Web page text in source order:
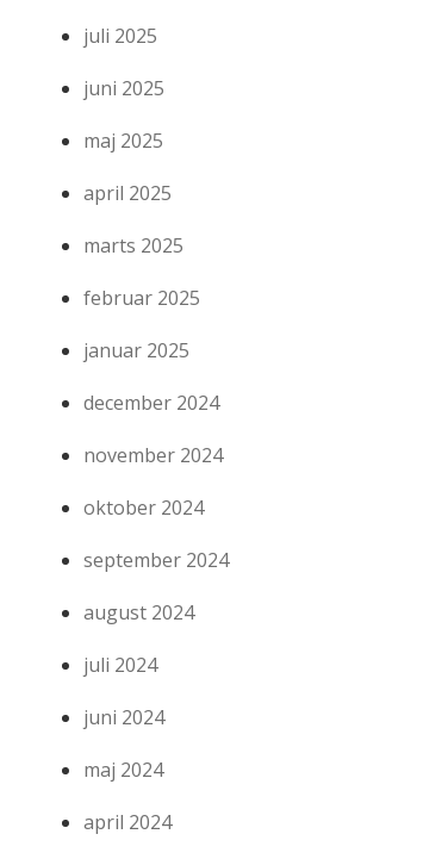
juli 2025
juni 2025
maj 2025
april 2025
marts 2025
februar 2025
januar 2025
december 2024
november 2024
oktober 2024
september 2024
august 2024
juli 2024
juni 2024
maj 2024
april 2024